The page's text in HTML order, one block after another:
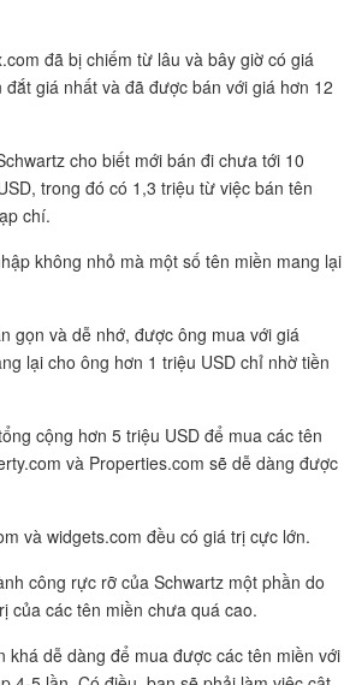
đã bị chiếm từ lâu và bây giờ có giá
giá nhất và đã được bán với giá hơn 12
cho biết mới bán đi chưa tới 10
trong đó có 1,3 triệu từ việc bán tên
chí.
không nhỏ mà một số tên miền mang lại
gọn và dễ nhớ, được ông mua với giá
lại cho ông hơn 1 triệu USD chỉ nhờ tiền
cộng hơn 5 triệu USD để mua các tên
và Properties.com sẽ dễ dàng được
và widgets.com đều có giá trị cực lớn.
công rực rỡ của Schwartz một phần do
của các tên miền chưa quá cao.
dễ dàng để mua được các tên miền với